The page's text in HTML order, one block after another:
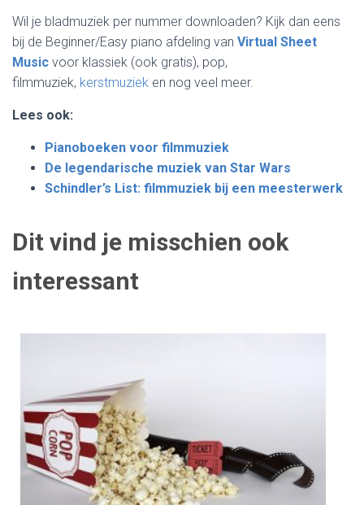
Wil je bladmuziek per nummer downloaden? Kijk dan eens
bij de Beginner/Easy piano afdeling van Virtual Sheet
Music voor klassiek (ook gratis), pop,
filmmuziek, kerstmuziek en nog veel meer.
Lees ook:
Pianoboeken voor filmmuziek
De legendarische muziek van Star Wars
Schindler’s List: filmmuziek bij een meesterwerk
Dit vind je misschien ook
interessant